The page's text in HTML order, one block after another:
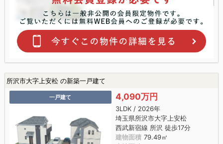
所沢市大字上安松 の新築一戸建て
一戸建て 4,090万円
3LDK / 2026年
埼玉県所沢市大字上安松
西武新宿線 所沢 徒歩17分
建物面積 79.49㎡